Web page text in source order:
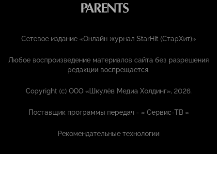
Сетевое издание «Онлайн журнал StarHit (СтарХит)»
Любое воспроизведение материалов сайта без разрешения
редакции воспрещается.
Copyright (с) ООО «Шкулёв Медиа Холдинг», 2026.
Поставщик программы передач - «Сервис-ТВ »
Рекомендательные технологии